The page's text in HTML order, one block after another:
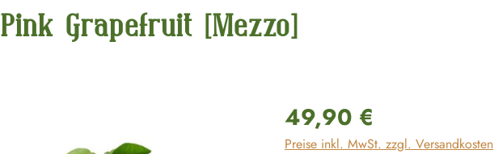
Pink Grapefruit [Mezzo]
Regulärer Preis:
49,90 €
Preise inkl. MwSt. zzgl. Versandkosten